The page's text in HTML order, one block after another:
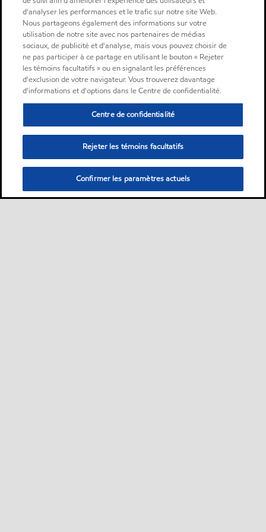
d'analyser les performances et le trafic sur notre site Web.
Nous partageons également des informations sur votre
utilisation de notre site avec nos partenaires de médias
sociaux, de publicité et d'analyse, mais vous pouvez choisir de
ne pas participer à ce partage en utilisant le bouton « Rejeter
les témoins facultatifs » ou en signalant les préférences
d'exclusion de votre navigateur. Vous trouverez davantage
d'informations et d'options dans le Centre de confidentialité.
Centre de confidentialité
Rejeter les témoins facultatifs
Confirmer les paramètres actuels